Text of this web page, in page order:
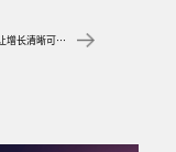
让增长清晰可见——2023电商流量新格局私享会